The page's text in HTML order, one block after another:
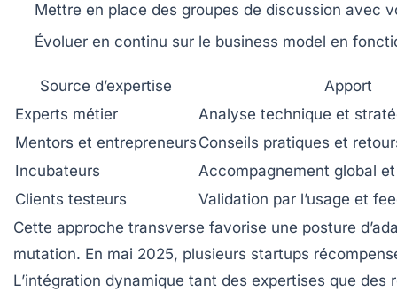
Mettre en place des groupes de discussion avec
Évoluer en continu sur le business model en
Source d’expertise
Apport
Experts métier
Analyse technique et
Mentors et entrepreneurs Conseils pratiques et
Incubateurs
Accompagnement global
Clients testeurs
Validation par l’usage et
Cette approche transverse favorise une posture
mutation. En mai 2025, plusieurs startups
L’intégration dynamique tant des expertises que des